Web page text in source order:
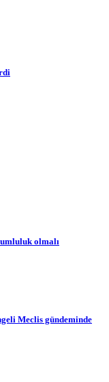
olmalı
Meclis gündeminde